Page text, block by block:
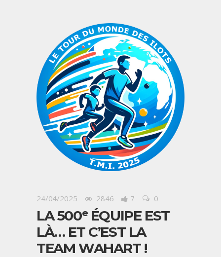
24/04/2025 2846 7 0
LA 500ᵉ ÉQUIPE EST
LÀ… ET C’EST LA
TEAM WAHART !